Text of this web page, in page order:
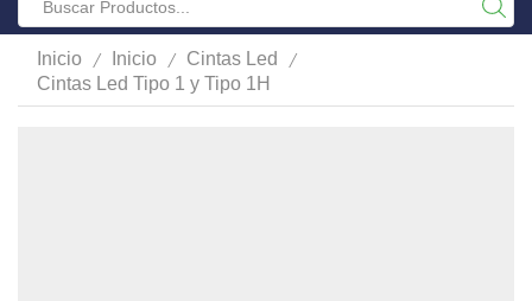
Inicio / Inicio / Cintas Led /
Cintas Led Tipo 1 y Tipo 1H